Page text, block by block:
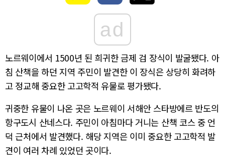
ad
노르웨이에서 1500년 된 희귀한 금제 검 장식이 발굴됐다. 아
침 산책을 하던 지역 주민이 발견한 이 장식은 상당히 화려하
고 정교해 중요한 고고학적 유물로 평가됐다.
귀중한 유물이 나온 곳은 노르웨이 서해안 스타방에르 반도의
항구도시 산네스다. 주민이 아침마다 거니는 산책 코스 중 언
덕 근처에서 발견했다. 해당 지역은 이미 중요한 고고학적 발
견이 여러 차례 있었던 곳이다.